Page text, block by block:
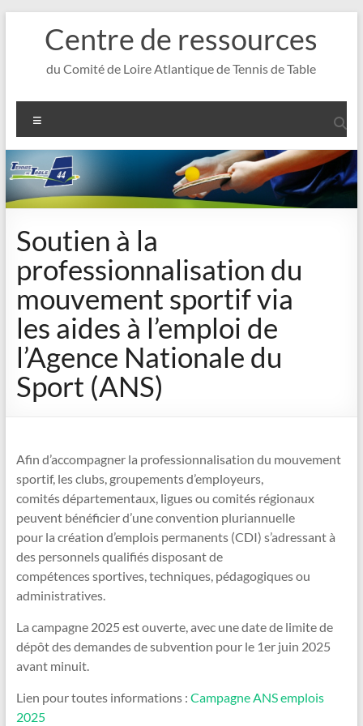
contenuCentre de ressources
du Comité de Loire Atlantique de Tennis de Table
Soutien à la
professionnalisation du
mouvement sportif via
les aides à l’emploi de
l’Agence Nationale du
Sport (ANS)
Afin d’accompagner la professionnalisation du mouvement
sportif, les clubs, groupements d’employeurs,
comités départementaux, ligues ou comités régionaux
peuvent bénéficier d’une convention pluriannuelle
pour la création d’emplois permanents (CDI) s’adressant à
des personnels qualifiés disposant de
compétences sportives, techniques, pédagogiques ou
administratives.
La campagne 2025 est ouverte, avec une date de limite de
dépôt des demandes de subvention pour le 1er juin 2025
avant minuit.
Lien pour toutes informations : Campagne ANS emplois
2025